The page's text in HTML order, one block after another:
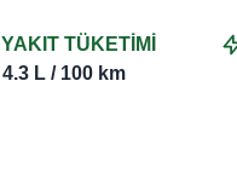
YAKIT TÜKETİMİ
4.3 L / 100 km